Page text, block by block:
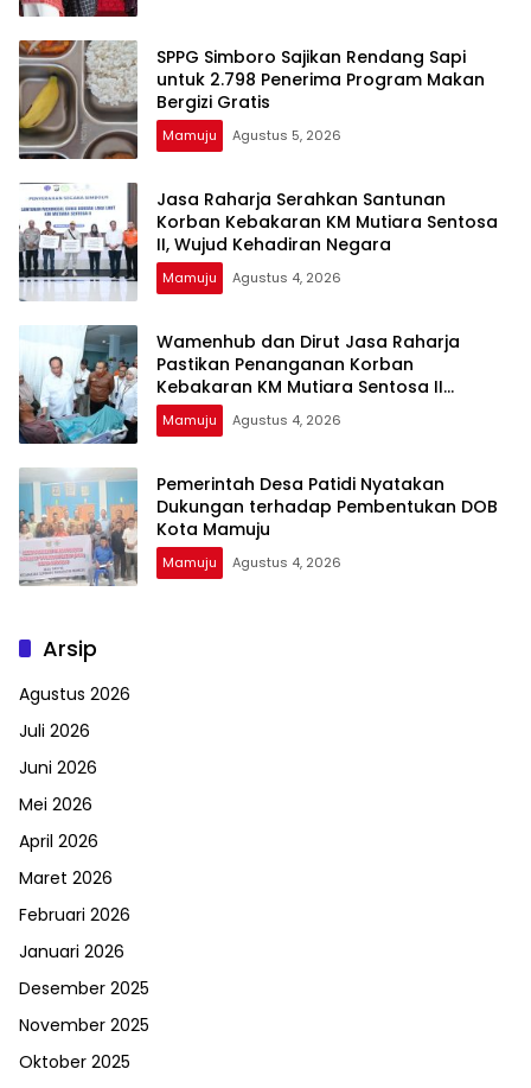
SPPG Simboro Sajikan Rendang Sapi
untuk 2.798 Penerima Program Makan
Bergizi Gratis
Mamuju Agustus 5, 2026
Jasa Raharja Serahkan Santunan
Korban Kebakaran KM Mutiara Sentosa
II, Wujud Kehadiran Negara
Mamuju Agustus 4, 2026
Wamenhub dan Dirut Jasa Raharja
Pastikan Penanganan Korban
Kebakaran KM Mutiara Sentosa II
Berjalan Optimal
Mamuju Agustus 4, 2026
Pemerintah Desa Patidi Nyatakan
Dukungan terhadap Pembentukan DOB
Kota Mamuju
Mamuju Agustus 4, 2026
Arsip
Agustus 2026
Juli 2026
Juni 2026
Mei 2026
April 2026
Maret 2026
Februari 2026
Januari 2026
Desember 2025
November 2025
Oktober 2025